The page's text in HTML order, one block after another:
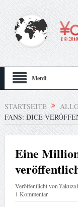
Menü
STARTSEITE
FANS: DICE
Eine
Veröffentlicht von
1 Kommentar